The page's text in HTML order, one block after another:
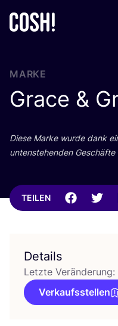
MARKE
Grace &
Die­se Mar­ke wur­de dank
unten­ste­hen­den Geschäf­te
TEILEN
Details
Letzte
Verkaufsstellen